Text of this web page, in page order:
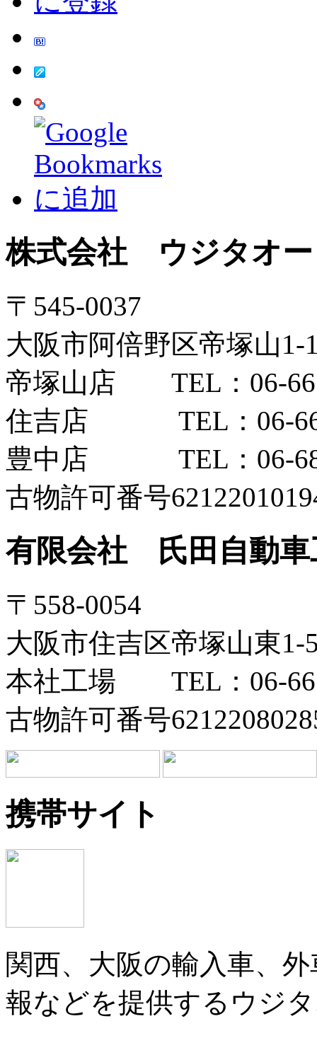
株式会社 ウジタオー
〒545-0037
大阪市阿倍野区帝塚山1-
帝塚山店 TEL：06-
住吉店 TEL：06-
豊中店 TEL：06-
古物許可番号
有限会社 氏田自動車
〒558-0054
大阪市住吉区帝塚山東1-
本社工場 TEL：06-
古物許可番号
携帯サイト
関西、大阪の輸入車、
報などを提供するウジ